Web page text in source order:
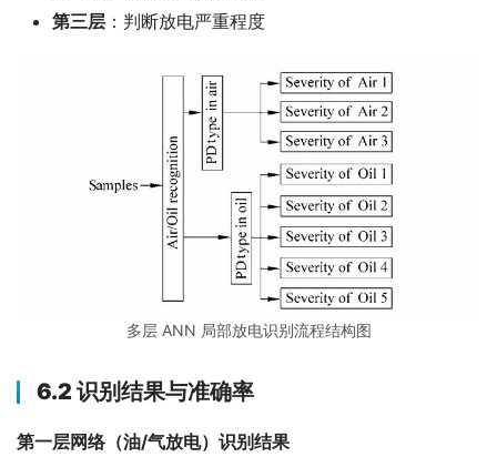
第三层 ：判断放电严重程度
多层 ANN 局部放电识别流程结构图
6.2 识别结果与准确率
第一层网络（油/气放电）识别结果